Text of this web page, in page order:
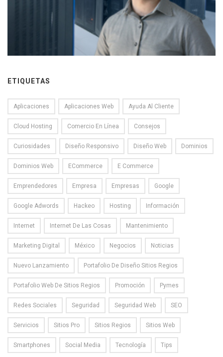
ETIQUETAS
Aplicaciones Aplicaciones Web Ayuda Al Cliente
Cloud Hosting Comercio En Línea Consejos
Curiosidades Diseño Responsivo Diseño Web Dominios
Dominios Web ECommerce E Commerce
Emprendedores Empresa Empresas Google
Google Adwords Hackeo Hosting Información
Internet Internet De Las Cosas Mantenimiento
Marketing Digital México Negocios Noticias
Nuevo Lanzamiento Portafolio De Diseño Sitios Regios
Portafolio Web De Sitios Regios Promoción Pymes
Redes Sociales Seguridad Seguridad Web SEO
Servicios Sitios Pro Sitios Regios Sitios Web
Smartphones Social Media Tecnología Tips